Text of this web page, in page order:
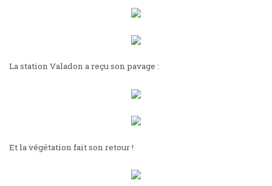
La station Valadon a reçu son pavage :
Et la végétation fait son retour !